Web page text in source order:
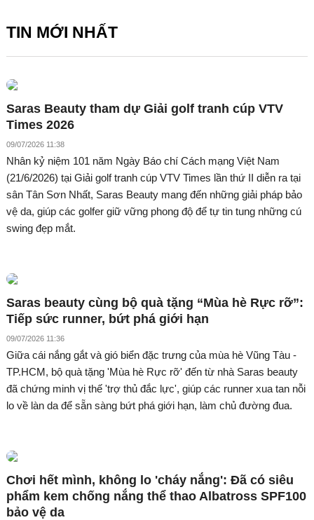
TIN MỚI NHẤT
Saras Beauty tham dự Giải golf tranh cúp VTV
Times 2026
09/07/2026 11:38
Nhân kỷ niệm 101 năm Ngày Báo chí Cách mạng Việt Nam
(21/6/2026) tại Giải golf tranh cúp VTV Times lần thứ II diễn ra tại
sân Tân Sơn Nhất, Saras Beauty mang đến những giải pháp bảo
vệ da, giúp các golfer giữ vững phong độ để tự tin tung những cú
swing đẹp mắt.
Saras beauty cùng bộ quà tặng “Mùa hè Rực rỡ”:
Tiếp sức runner, bứt phá giới hạn
09/07/2026 11:36
Giữa cái nắng gắt và gió biển đặc trưng của mùa hè Vũng Tàu -
TP.HCM, bộ quà tặng 'Mùa hè Rực rỡ' đến từ nhà Saras beauty
đã chứng minh vị thế 'trợ thủ đắc lực', giúp các runner xua tan nỗi
lo về làn da để sẵn sàng bứt phá giới hạn, làm chủ đường đua.
Chơi hết mình, không lo 'cháy nắng': Đã có siêu
phẩm kem chống nắng thể thao Albatross SPF100
bảo vệ da